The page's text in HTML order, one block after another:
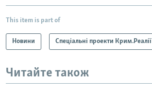
This item is part of
Новини Спеціальні проекти Крим.Реалії
Читайте також